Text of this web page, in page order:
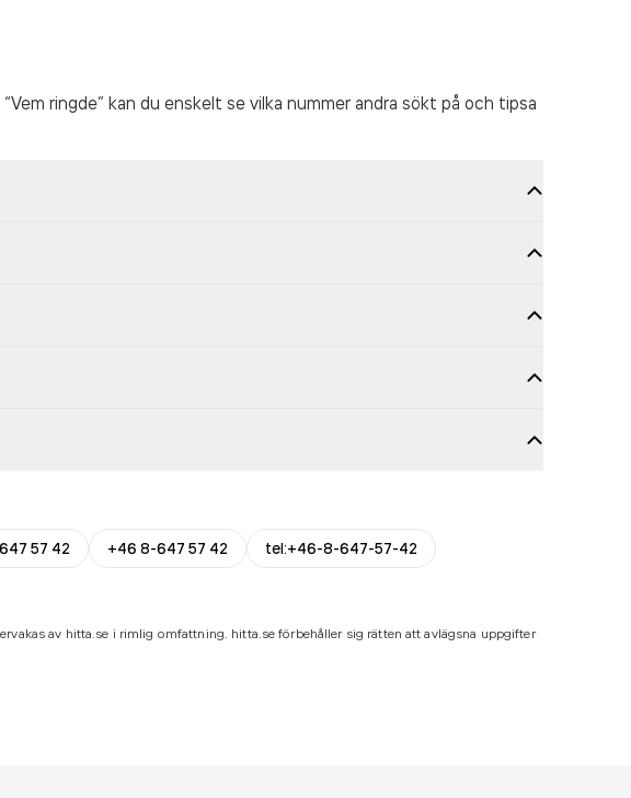
ringde” kan du enskelt se vilka nummer andra sökt på och tipsa
57 42 +46 8-647 57 42
tel:+46-8-647-57-42
av hitta.se i rimlig omfattning. hitta.se förbehåller sig rätten att avlägsna uppgifter